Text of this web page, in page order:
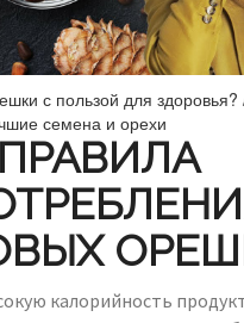
с пользой для
семена и орехи
ПРАВИЛА
калорийность